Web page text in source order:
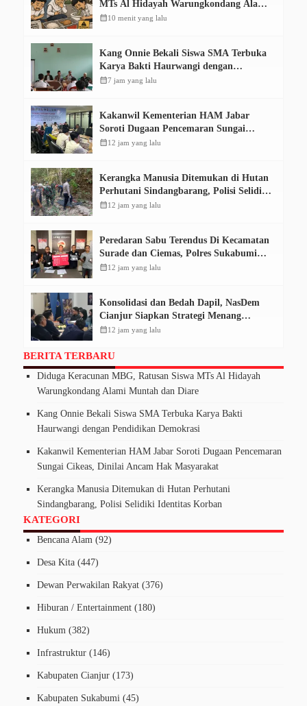
MTs Al Hidayah Warungkondang Alami
Muntah dan Diare
calendar_month10 menit yang lalu
Kang Onnie Bekali Siswa SMA Terbuka
Karya Bakti Haurwangi dengan
Pendidikan Demokrasi
calendar_month7 jam yang lalu
Kakanwil Kementerian HAM Jabar
Soroti Dugaan Pencemaran Sungai
Cikeas, Dinilai Ancam Hak Masyarakat
calendar_month12 jam yang lalu
Kerangka Manusia Ditemukan di Hutan
Perhutani Sindangbarang, Polisi Selidiki
Identitas Korban
calendar_month12 jam yang lalu
Peredaran Sabu Terendus Di Kecamatan
Surade dan Ciemas, Polres Sukabumi
Tangkap Tiga Pelaku
calendar_month12 jam yang lalu
Konsolidasi dan Bedah Dapil, NasDem
Cianjur Siapkan Strategi Menang
Pemilu 2029
calendar_month12 jam yang lalu
BERITA TERBARU
Diduga Keracunan MBG, Ratusan Siswa MTs Al Hidayah
Warungkondang Alami Muntah dan Diare
Kang Onnie Bekali Siswa SMA Terbuka Karya Bakti
Haurwangi dengan Pendidikan Demokrasi
Kakanwil Kementerian HAM Jabar Soroti Dugaan Pencemaran
Sungai Cikeas, Dinilai Ancam Hak Masyarakat
Kerangka Manusia Ditemukan di Hutan Perhutani
Sindangbarang, Polisi Selidiki Identitas Korban
KATEGORI
Bencana Alam (92)
Desa Kita (447)
Dewan Perwakilan Rakyat (376)
Hiburan / Entertainment (180)
Hukum (382)
Infrastruktur (146)
Kabupaten Cianjur (173)
Kabupaten Sukabumi (45)